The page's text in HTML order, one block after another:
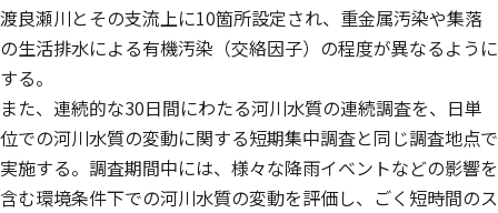
渡良瀬川とその支流上に10箇所設定され、重金属汚染や集落
の生活排水による有機汚染（交絡因子）の程度が異なるように
する。
また、連続的な30日間にわたる河川水質の連続調査を、日単
位での河川水質の変動に関する短期集中調査と同じ調査地点で
実施する。調査期間中には、様々な降雨イベントなどの影響を
含む環境条件下での河川水質の変動を評価し、ごく短時間のス